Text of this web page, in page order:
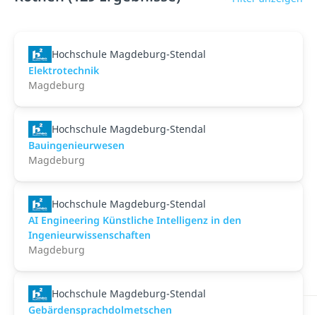
Hochschule Magdeburg-Stendal
Elektrotechnik
Magdeburg
Hochschule Magdeburg-Stendal
Bauingenieurwesen
Magdeburg
Hochschule Magdeburg-Stendal
AI Engineering Künstliche Intelligenz in den
Ingenieurwissenschaften
Magdeburg
Hochschule Magdeburg-Stendal
Gebärdensprachdolmetschen